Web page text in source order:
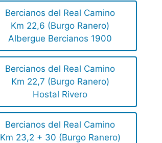
Bercianos del Real Camino
Km 22,6 (Burgo Ranero)
Albergue Bercianos 1900
Bercianos del Real Camino
Km 22,7 (Burgo Ranero)
Hostal Rivero
Bercianos del Real Camino
Km 23,2 + 30 (Burgo Ranero)